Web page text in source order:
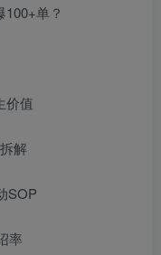
单？
价值
解
SOP
率